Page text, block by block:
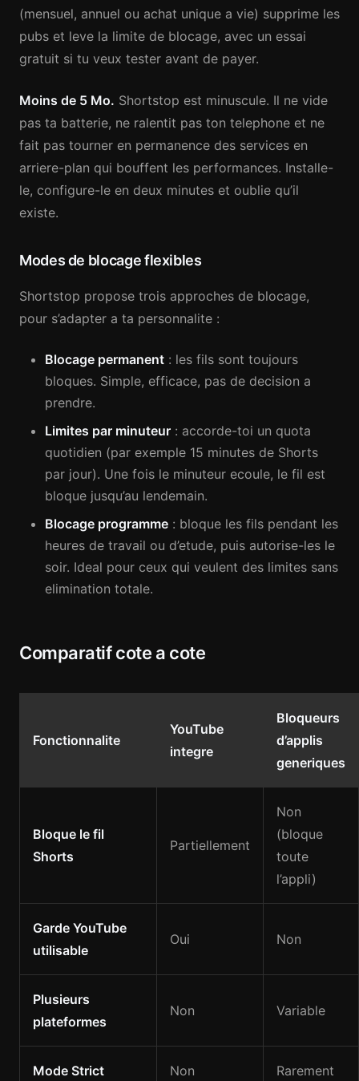
(mensuel, annuel ou achat unique a vie) supprime les
pubs et leve la limite de blocage, avec un essai
gratuit si tu veux tester avant de payer.
Moins de 5 Mo. Shortstop est minuscule. Il ne vide
pas ta batterie, ne ralentit pas ton telephone et ne
fait pas tourner en permanence des services en
arriere-plan qui bouffent les performances. Installe-
le, configure-le en deux minutes et oublie qu’il
existe.
Modes de blocage flexibles
Shortstop propose trois approches de blocage,
pour s’adapter a ta personnalite :
Blocage permanent : les fils sont toujours
bloques. Simple, efficace, pas de decision a
prendre.
Limites par minuteur : accorde-toi un quota
quotidien (par exemple 15 minutes de Shorts
par jour). Une fois le minuteur ecoule, le fil est
bloque jusqu’au lendemain.
Blocage programme : bloque les fils pendant les
heures de travail ou d’etude, puis autorise-les le
soir. Ideal pour ceux qui veulent des limites sans
elimination totale.
Comparatif cote a cote
Fonctionnalite
YouTube
integre
Bloqueurs
d’applis
generiques
Bloque le fil
Shorts
Partiellement
Non
(bloque
toute
l’appli)
Garde YouTube
utilisable
Oui Non
Plusieurs
plateformes
Non Variable
Mode Strict Non Rarement